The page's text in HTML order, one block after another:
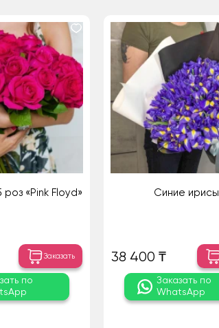
«Pink Floyd»
Заказать
по
Синие ирисы
38 400 ₸
Заказать по
WhatsApp